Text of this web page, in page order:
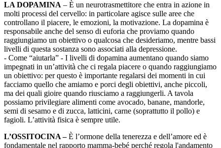
LA DOPAMINA – È un neurotrasmettitore che entra in azione in
molti processi del cervello: in particolare agisce sulle aree che
controllano il piacere, le emozioni, la motivazione. La dopamina è
responsabile anche del senso di euforia che proviamo quando
raggiungiamo un obiettivo o qualcosa che desideriamo, mentre bassi
livelli di questa sostanza sono associati alla depressione.
- Come “aiutarla” - I livelli di dopamina aumentano quando siamo
impegnati in un’attività che ci regala piacere o quando raggiungiamo
un obiettivo: per questo è importante regalarsi dei momenti in cui
facciamo quello che amiamo e porci degli obiettivi, anche piccoli,
ma dei quali gioire quando riusciamo a raggiungerli. A tavola
possiamo privilegiare alimenti come avocado, banane, mandorle,
semi di sesamo e di zucca, latticini, carne (soprattutto il pollo) e
fagioli. L’attività fisica è sempre utile.
L’OSSITOCINA –È l’ormone della tenerezza e dell’amore ed è
fondamentale nel rapporto mamma-bebé perché regola l'andamento